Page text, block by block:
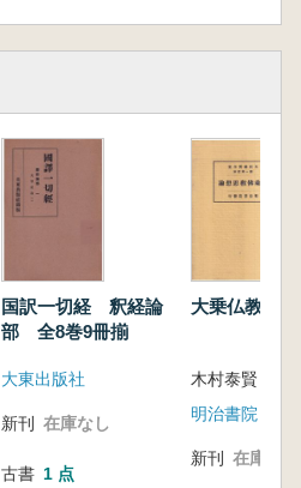
国訳一切経 釈経論
部 全8巻9冊揃
大東出版社
新刊 在庫なし
古書 1 点
大乗仏教思
木村泰賢 著
明治書院
新刊 在庫なし